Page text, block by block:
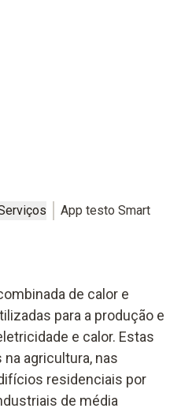
App testo Smart
de calor e
para a produção e
e calor. Estas
agricultura, nas
residenciais por
de média